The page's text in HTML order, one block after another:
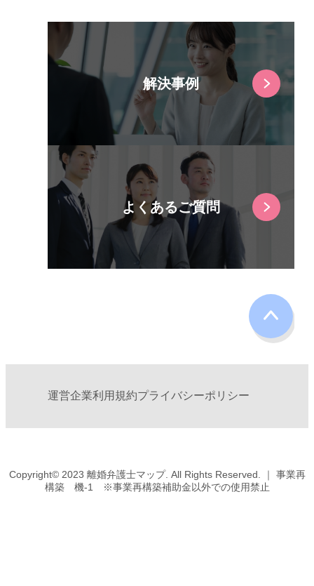
解決事例
よくあるご質問
運営企業利用規約プライバシーポリシー
Copyright© 2023 離婚弁護士マップ. All Rights Reserved. ｜ 事業再
構築 機-1 ※事業再構築補助金以外での使用禁止